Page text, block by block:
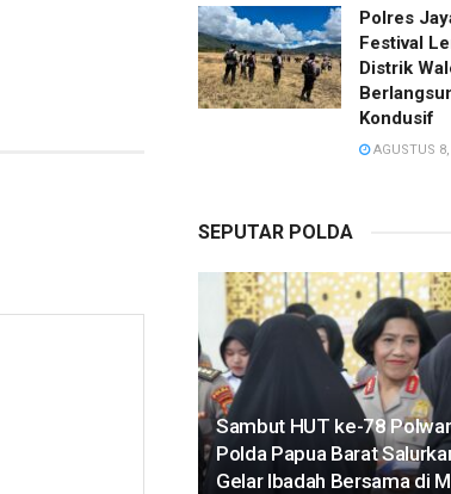
Polres
Festival
Distrik
Kondusif
AGUSTUS
SEPUTAR POLDA
Sambut HUT ke-78
Polda Papua Barat
Gelar Ibadah Bersama di